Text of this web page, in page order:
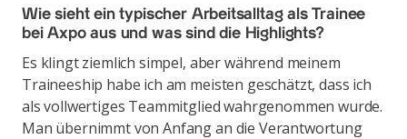
Wie sieht ein typischer Arbeitsalltag als Trainee
bei Axpo aus und was sind die Highlights?
Es klingt ziemlich simpel, aber während meinem
Traineeship habe ich am meisten geschätzt, dass ich
als vollwertiges Teammitglied wahrgenommen wurde.
Man übernimmt von Anfang an die Verantwortung